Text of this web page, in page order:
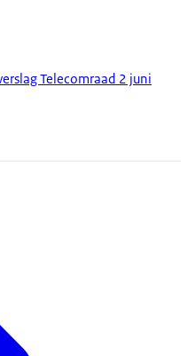
Telecomraad 2 juni